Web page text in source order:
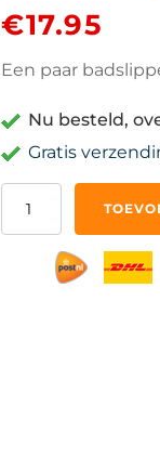
€17.95
Een paar
Nu besteld,
Gratis
Karper